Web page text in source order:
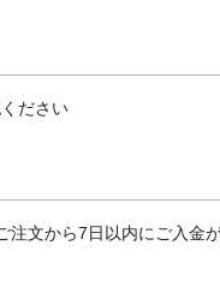
ださい
注文から7日以内にご入